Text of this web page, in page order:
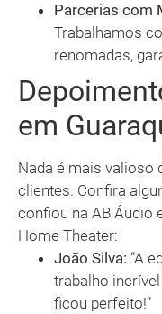
Parcerias com
Trabalhamos
renomadas,
em
Nada é mais valioso
clientes. Confira
confiou na AB Áudio
Home Theater:
João Silva: “A
trabalho
ficou perfeito!”